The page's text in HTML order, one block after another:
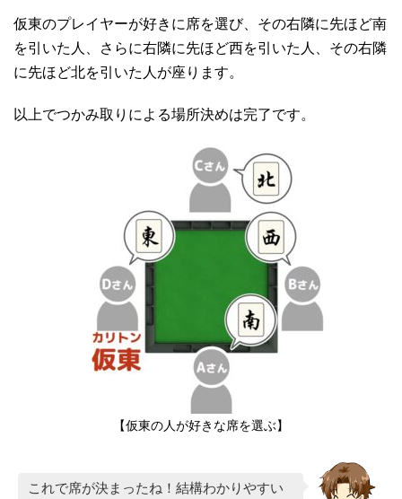
仮東のプレイヤーが好きに席を選び、その右隣に先ほど南
を引いた人、さらに右隣に先ほど西を引いた人、その右隣
に先ほど北を引いた人が座ります。
以上でつかみ取りによる場所決めは完了です。
【仮東の人が好きな席を選ぶ】
これで席が決まったね！結構わかりやすい